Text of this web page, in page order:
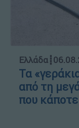
Ελλάδα┋
Τα
από τη
που